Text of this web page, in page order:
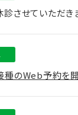
させていただき
種のWeb予約を